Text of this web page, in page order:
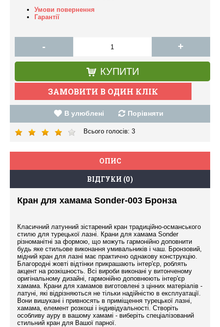
Умови повернення
Гарантії
- +
КУПИТИ
В улюблені Порівняти
Всього голосів: 3
ОПИС
ВІДГУКИ (0)
Кран для хамама Sonder-003 Бронза
Класичний латунний зістарений кран традиційно-османського
стилю для турецької лазні. Крани для хамама Sonder
різноманітні за формою, що можуть гармонійно доповнити
будь яке стильове виконання умивальників і чаш. Бронзовий,
мідний кран для лазні має практично однакову конструкцію.
Благородні жовті відтінки прикрашають інтер'єр, роблять
акцент на розкішность. Всі вироби виконані у витонченому
оригінальному дизайні, гармонійно доповнюють інтер'єр
хамама. Крани для хамамов виготовлені з цінних матеріалів -
латуні, які відрізняються не тільки надійністю в експлуатації.
Вони вишукані і привносять в приміщення турецької лазні,
хамама, елемент розкоші і індивідуальності. Створіть
особливу ауру в вашому хамамі - виберіть спеціалізований
стильний кран для Вашої парної.